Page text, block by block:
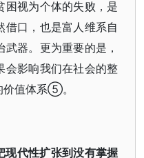
困视为个体的失败，是
口，也是富人维系自
器。更为重要的是，
会影响我们在社会的整
价值体系⑤。
现代性扩张到没有掌握